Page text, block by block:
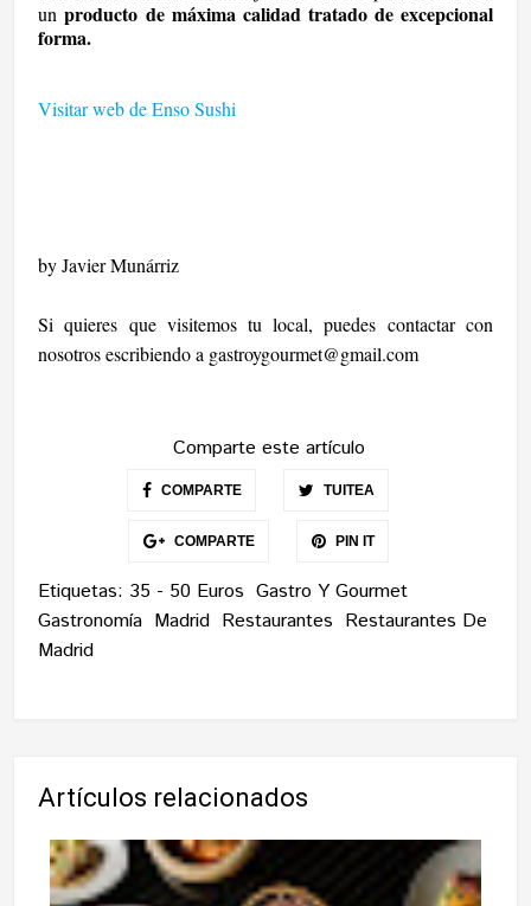
unproducto de máxima calidad tratado de excepcional
forma.
Visitar web de Enso Sushi
by Javier Munárriz
Si quieres que visitemos tu local, puedes contactar con
nosotros escribiendo a gastroygourmet@gmail.com
Comparte este artículo
COMPARTE TUITEA
COMPARTE PIN IT
Etiquetas: 35 - 50 Euros Gastro Y Gourmet
Gastronomía Madrid Restaurantes Restaurantes De
Madrid
Artículos relacionados